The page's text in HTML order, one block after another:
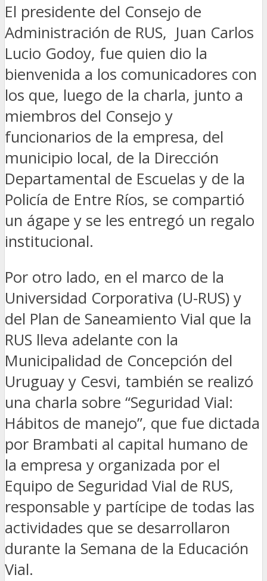
El presidente del Consejo de
Administración de RUS, Juan Carlos
Lucio Godoy, fue quien dio la
bienvenida a los comunicadores con
los que, luego de la charla, junto a
miembros del Consejo y
funcionarios de la empresa, del
municipio local, de la Dirección
Departamental de Escuelas y de la
Policía de Entre Ríos, se compartió
un ágape y se les entregó un regalo
institucional.
Por otro lado, en el marco de la
Universidad Corporativa (U-RUS) y
del Plan de Saneamiento Vial que la
RUS lleva adelante con la
Municipalidad de Concepción del
Uruguay y Cesvi, también se realizó
una charla sobre “Seguridad Vial:
Hábitos de manejo”, que fue dictada
por Brambati al capital humano de
la empresa y organizada por el
Equipo de Seguridad Vial de RUS,
responsable y partícipe de todas las
actividades que se desarrollaron
durante la Semana de la Educación
Vial.